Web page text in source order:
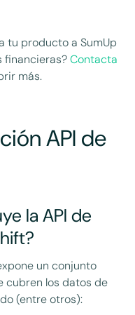
tu producto a SumUp
financieras?Contacta
más.
API de
la API de
un conjunto
cubren los datos de
(entre otros):